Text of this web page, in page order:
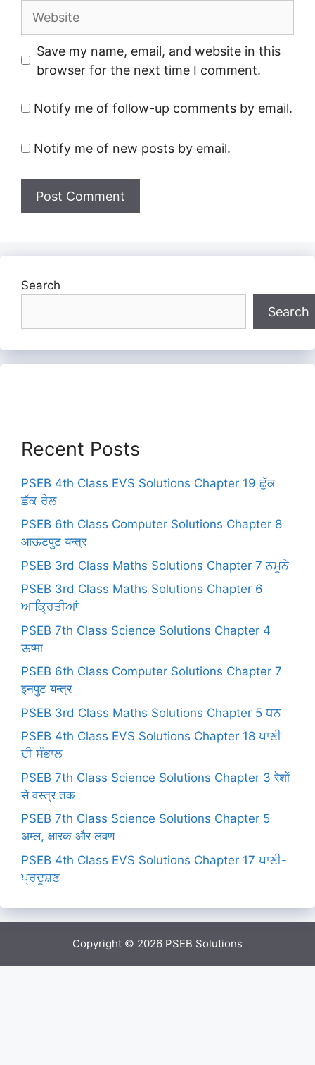
Website
Save my name, email, and website in this
browser for the next time I comment.
Notify me of follow-up comments by email.
Notify me of new posts by email.
Search
Search
Recent Posts
PSEB 4th Class EVS Solutions Chapter 19 ਛੁੱਕ
ਛੱਕ ਰੇਲ
PSEB 6th Class Computer Solutions Chapter 8
आऊटपुट यन्त्र
PSEB 3rd Class Maths Solutions Chapter 7 ਨਮੂਨੇ
PSEB 3rd Class Maths Solutions Chapter 6
ਆਕ੍ਰਿਤੀਆਂ
PSEB 7th Class Science Solutions Chapter 4
ऊष्मा
PSEB 6th Class Computer Solutions Chapter 7
इनपुट यन्त्र
PSEB 3rd Class Maths Solutions Chapter 5 ਧਨ
PSEB 4th Class EVS Solutions Chapter 18 ਪਾਣੀ
ਦੀ ਸੰਭਾਲ
PSEB 7th Class Science Solutions Chapter 3 रेशों
से वस्त्र तक
PSEB 7th Class Science Solutions Chapter 5
अम्ल, क्षारक और लवण
PSEB 4th Class EVS Solutions Chapter 17 ਪਾਣੀ-
ਪ੍ਰਦੂਸ਼ਣ
Copyright © 2026 PSEB Solutions